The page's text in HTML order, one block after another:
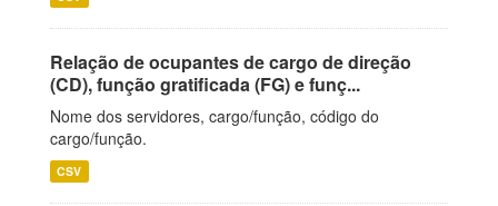
Relação de ocupantes de cargo de direção
(CD), função gratificada (FG) e funç...
Nome dos servidores, cargo/função, código do
cargo/função.
CSV